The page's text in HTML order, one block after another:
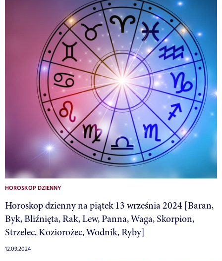
HOROSKOP DZIENNY
Horoskop dzienny na piątek 13 września 2024 [Baran,
Byk, Bliźnięta, Rak, Lew, Panna, Waga, Skorpion,
Strzelec, Koziorożec, Wodnik, Ryby]
12.09.2024